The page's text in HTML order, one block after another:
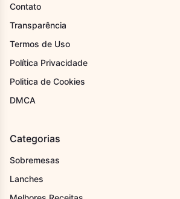
Contato
Transparência
Termos de Uso
Política Privacidade
Politica de Cookies
DMCA
Categorias
Sobremesas
Lanches